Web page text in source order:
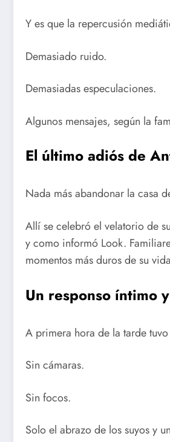
Y es que la repercusión
Demasiado ruido.
Demasiadas especulaciones.
Algunos mensajes, según la
El último adiós de
Nada más abandonar la casa
Allí se celebró el velatorio de
y como informó Look.
momentos más duros de su
Un responso íntimo
A primera hora de la tarde
Sin cámaras.
Sin focos.
Solo el abrazo de los suyos y